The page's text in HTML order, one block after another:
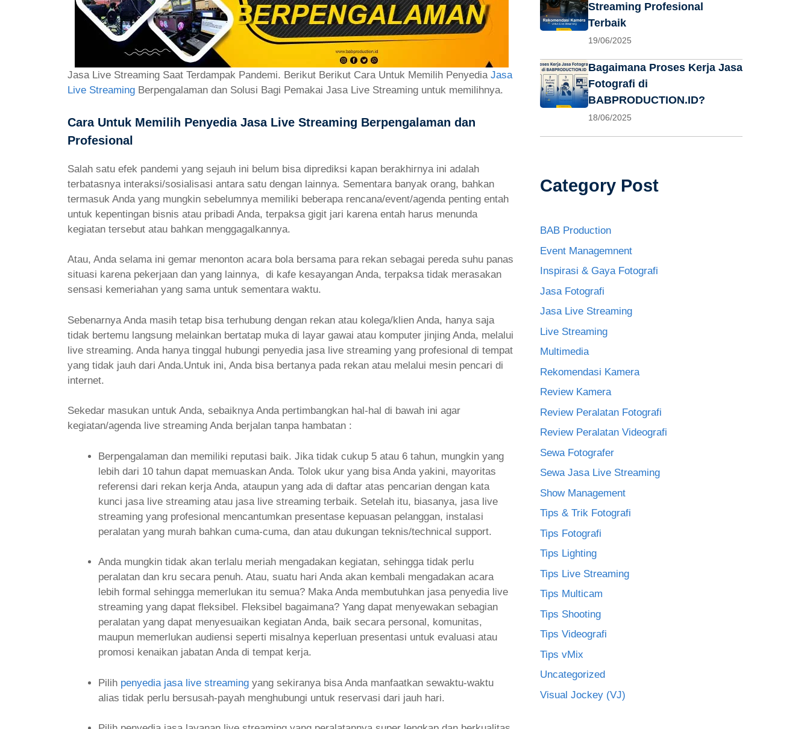
Jasa Live Streaming Saat Terdampak Pandemi. Berikut Berikut Cara Untuk Memilih Penyedia Jasa
Live Streaming Berpengalaman dan Solusi Bagi Pemakai Jasa Live Streaming untuk memilihnya.
Cara Untuk Memilih Penyedia Jasa Live Streaming Berpengalaman dan
Profesional
Salah satu efek pandemi yang sejauh ini belum bisa diprediksi kapan berakhirnya ini adalah
terbatasnya interaksi/sosialisasi antara satu dengan lainnya. Sementara banyak orang, bahkan
termasuk Anda yang mungkin sebelumnya memiliki beberapa rencana/event/agenda penting entah
untuk kepentingan bisnis atau pribadi Anda, terpaksa gigit jari karena entah harus menunda
kegiatan tersebut atau bahkan menggagalkannya.
Atau, Anda selama ini gemar menonton acara bola bersama para rekan sebagai pereda suhu panas
situasi karena pekerjaan dan yang lainnya, di kafe kesayangan Anda, terpaksa tidak merasakan
sensasi kemeriahan yang sama untuk sementara waktu.
Sebenarnya Anda masih tetap bisa terhubung dengan rekan atau kolega/klien Anda, hanya saja
tidak bertemu langsung melainkan bertatap muka di layar gawai atau komputer jinjing Anda, melalui
live streaming. Anda hanya tinggal hubungi penyedia jasa live streaming yang profesional di tempat
yang tidak jauh dari Anda.Untuk ini, Anda bisa bertanya pada rekan atau melalui mesin pencari di
internet.
Sekedar masukan untuk Anda, sebaiknya Anda pertimbangkan hal-hal di bawah ini agar
kegiatan/agenda live streaming Anda berjalan tanpa hambatan :
Berpengalaman dan memiliki reputasi baik. Jika tidak cukup 5 atau 6 tahun, mungkin yang
lebih dari 10 tahun dapat memuaskan Anda. Tolok ukur yang bisa Anda yakini, mayoritas
referensi dari rekan kerja Anda, ataupun yang ada di daftar atas pencarian dengan kata
kunci jasa live streaming atau jasa live streaming terbaik. Setelah itu, biasanya, jasa live
streaming yang profesional mencantumkan presentase kepuasan pelanggan, instalasi
peralatan yang murah bahkan cuma-cuma, dan atau dukungan teknis/technical support.
Anda mungkin tidak akan terlalu meriah mengadakan kegiatan, sehingga tidak perlu
peralatan dan kru secara penuh. Atau, suatu hari Anda akan kembali mengadakan acara
lebih formal sehingga memerlukan itu semua? Maka Anda membutuhkan jasa penyedia live
streaming yang dapat fleksibel. Fleksibel bagaimana? Yang dapat menyewakan sebagian
peralatan yang dapat menyesuaikan kegiatan Anda, baik secara personal, komunitas,
maupun memerlukan audiensi seperti misalnya keperluan presentasi untuk evaluasi atau
promosi kenaikan jabatan Anda di tempat kerja.
Pilih penyedia jasa live streaming yang sekiranya bisa Anda manfaatkan sewaktu-waktu
alias tidak perlu bersusah-payah menghubungi untuk reservasi dari jauh hari.
Streaming Profesional
Terbaik
19/06/2025
Bagaimana Proses Kerja Jasa
Fotografi di
BABPRODUCTION.ID?
18/06/2025
Category Post
BAB Production
Event Managemnent
Inspirasi & Gaya Fotografi
Jasa Fotografi
Jasa Live Streaming
Live Streaming
Multimedia
Rekomendasi Kamera
Review Kamera
Review Peralatan Fotografi
Review Peralatan Videografi
Sewa Fotografer
Sewa Jasa Live Streaming
Show Management
Tips & Trik Fotografi
Tips Fotografi
Tips Lighting
Tips Live Streaming
Tips Multicam
Tips Shooting
Tips Videografi
Tips vMix
Uncategorized
Visual Jockey (VJ)